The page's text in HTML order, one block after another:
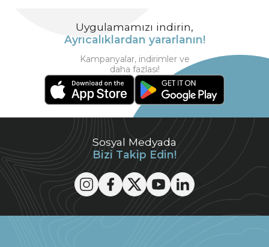
Sosyal Medyada
Bizi Takip Edin!
Uygulamamızı indirin,
Ayrıcalıklardan yararlanın!
Kampanyalar, indirimler ve
daha fazlası!